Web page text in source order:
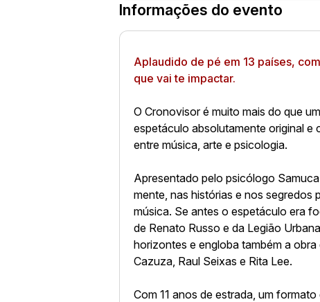
Informações do evento
Aplaudido de pé em 13 países,
que vai te impactar.
O Cronovisor é muito mais do que
espetáculo absolutamente original
entre música, arte e psicologia.
Apresentado pelo psicólogo
mente, nas histórias e nos segredos
música. Se antes o espetáculo era
de Renato Russo e da Legião
horizontes e engloba também a
Cazuza, Raul Seixas e Rita Lee.
Com 11 anos de estrada, um